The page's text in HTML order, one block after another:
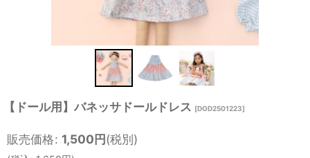
【ドール用】バネッサドールドレス [DOD2501223]
販売価格: 1,500円(税別)